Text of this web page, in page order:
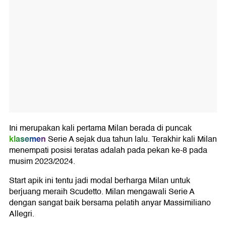
Ini merupakan kali pertama Milan berada di puncak
klasemenSerie A sejak dua tahun lalu. Terakhir kali Milan
menempati posisi teratas adalah pada pekan ke-8 pada
musim 2023/2024.
Start apik ini tentu jadi modal berharga Milan untuk
berjuang meraih Scudetto. Milan mengawali Serie A
dengan sangat baik bersama pelatih anyar Massimiliano
Allegri.